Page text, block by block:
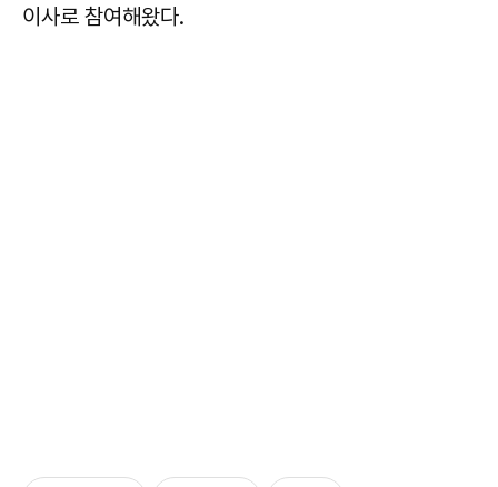
이사로 참여해왔다.